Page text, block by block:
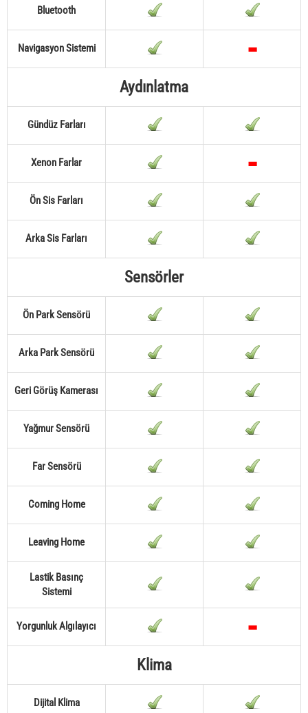
Bluetooth
Navigasyon Sistemi
Aydınlatma
Gündüz Farları
Xenon Farlar
Ön Sis Farları
Arka Sis Farları
Sensörler
Ön Park Sensörü
Arka Park Sensörü
Geri Görüş Kamerası
Yağmur Sensörü
Far Sensörü
Coming Home
Leaving Home
Lastik Basınç
Sistemi
Yorgunluk Algılayıcı
Klima
Dijital Klima